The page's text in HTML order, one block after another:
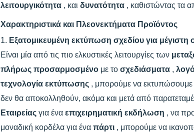
λειτουργικότητα , και δυνατότητα , καθιστώντας τα
Χαρακτηριστικά και Πλεονεκτήματα Προϊόντος
1. Εξατομικευμένη εκτύπωση σχεδίου για μέγιστη
Είναι μία από τις πιο ελκυστικές λειτουργίες των
πλήρως προσαρμοσμένο με το σχεδιάσματα ,
τεχνολογία εκτύπωσης , μπορούμε να εκτυπώσουμε
δεν θα αποκολληθούν, ακόμα και μετά από
Εταιρείας για ένα επιχειρηματική εκδήλωση , να
μοναδική κορδέλα για ένα πάρτι , μπορούμε να